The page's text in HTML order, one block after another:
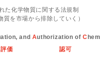
trending_flat
trending_flat
た化学物質に関する法規制
質を市場から排除していく）
and Authorization ofC
評価 認可